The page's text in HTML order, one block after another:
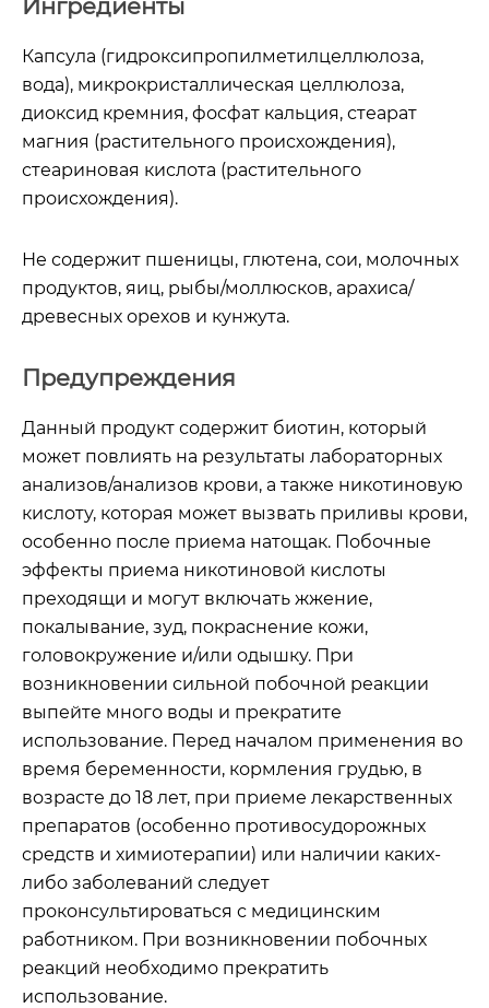
Ингредиенты
Капсула (гидроксипропилметилцеллюлоза,
вода), микрокристаллическая целлюлоза,
диоксид кремния, фосфат кальция, стеарат
магния (растительного происхождения),
стеариновая кислота (растительного
происхождения).
Не содержит пшеницы, глютена, сои, молочных
продуктов, яиц, рыбы/моллюсков, арахиса/
древесных орехов и кунжута.
Предупреждения
Данный продукт содержит биотин, который
может повлиять на результаты лабораторных
анализов/анализов крови, а также никотиновую
кислоту, которая может вызвать приливы крови,
особенно после приема натощак. Побочные
эффекты приема никотиновой кислоты
преходящи и могут включать жжение,
покалывание, зуд, покраснение кожи,
головокружение и/или одышку. При
возникновении сильной побочной реакции
выпейте много воды и прекратите
использование. Перед началом применения во
время беременности, кормления грудью, в
возрасте до 18 лет, при приеме лекарственных
препаратов (особенно противосудорожных
средств и химиотерапии) или наличии каких-
либо заболеваний следует
проконсультироваться с медицинским
работником. При возникновении побочных
реакций необходимо прекратить
использование.